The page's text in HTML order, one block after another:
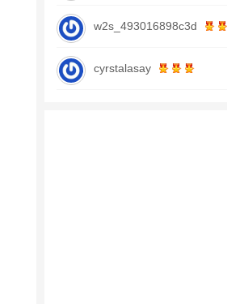
w2s_493016898c3d
cyrstalasay